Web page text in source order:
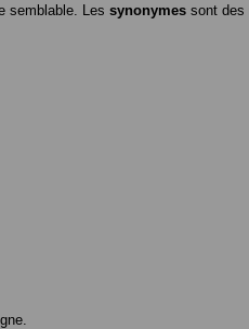
semblable. Les synonymes sont des